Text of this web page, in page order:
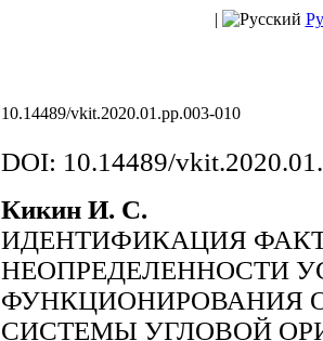
|
10.14489/vkit.2020.01.pp.003-010
DOI: 10.14489/
Кикин И. С.
ИДЕНТИФИКАЦИЯ
НЕОПРЕДЕЛЕННОСТИ
ФУНКЦИОНИРОВАНИЯ
СИСТЕМЫ УГЛОВОЙ